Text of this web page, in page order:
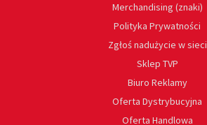
Merchandising (znaki)
Polityka Prywatności
Zgłoś nadużycie w sieci
Sklep TVP
Biuro Reklamy
Oferta Dystrybucyjna
Oferta Handlowa